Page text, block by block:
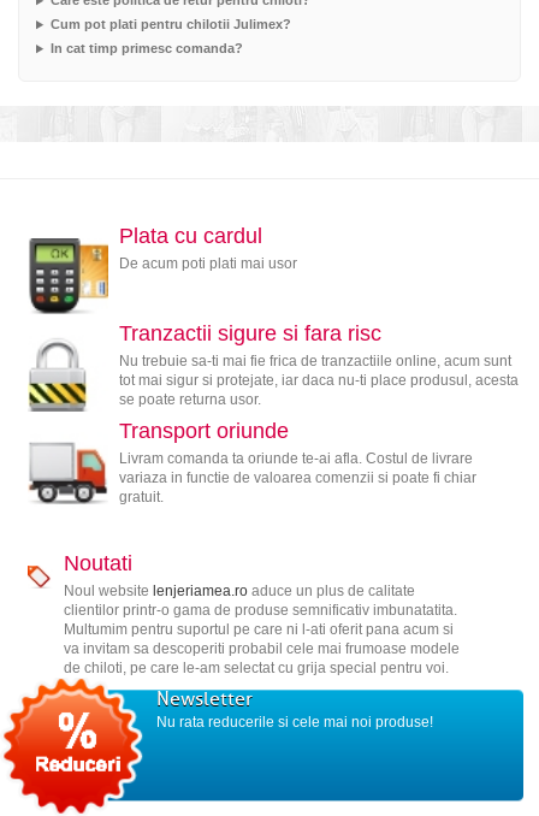
Cum pot plati pentru chilotii Julimex?
In cat timp primesc comanda?
Plata cu cardul
De acum poti plati mai usor
Tranzactii sigure si fara risc
Nu trebuie sa-ti mai fie frica de tranzactiile online, acum sunt
tot mai sigur si protejate, iar daca nu-ti place produsul, acesta
se poate returna usor.
Transport oriunde
Livram comanda ta oriunde te-ai afla. Costul de livrare
variaza in functie de valoarea comenzii si poate fi chiar
gratuit.
Noutati
Noul website lenjeriamea.roaduce un plus de calitate
clientilor printr-o gama de produse semnificativ imbunatatita.
Multumim pentru suportul pe care ni l-ati oferit pana acum si
va invitam sa descoperiti probabil cele mai frumoase modele
de chiloti, pe care le-am selectat cu grija special pentru voi.
Newsletter
Nu rata reducerile si cele mai noi produse!